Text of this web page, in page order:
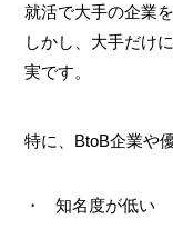
就活で大手の企業
しかし、大手だけ
実です。
特に、BtoB企業や
知名度が低い